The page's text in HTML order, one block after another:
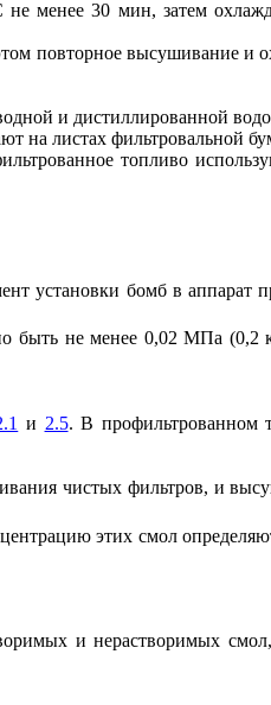
менее 30 мин, затем
повторное высушивание и
и дистиллированной
на листах фильтровальной
топливо
установки бомб в аппарат
быть не менее 0,02 МПа (0,2
и 2.5. В профильтрованном
чистых фильтров, и
этих смол
и нерастворимых